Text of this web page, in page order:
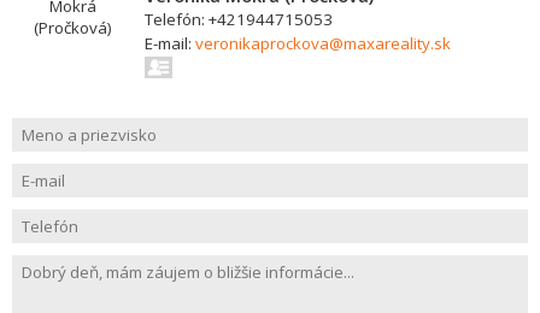
Telefón: +421944715053
E-mail: veronikaprockova@maxareality.sk